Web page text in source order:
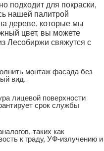
подходит для покраски,
нашей палитрой
дереве, которые мы
цвет, вы можете
Лесобиржи свяжутся с
монтаж фасада без
вид.
лицевой поверхности
срок службы
таких как
к граду, УФ-излучению и